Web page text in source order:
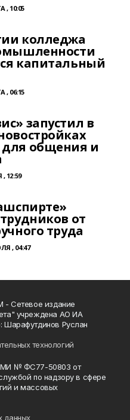
, 10:05
колледжа
капитальный
, 06:15
запустил в
общения и
12:59
от
труда
, 04:47
- Сетевое издание
учреждена АО ИА
Шарафутдинов Руслан
технологий
№ ФС77-50803 от
по надзору в сфере
и массовых
данных